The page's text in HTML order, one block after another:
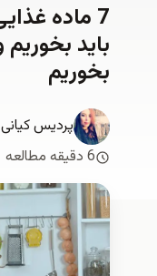
7 ماده غذایی
بخوریم
پردیس کیانی|